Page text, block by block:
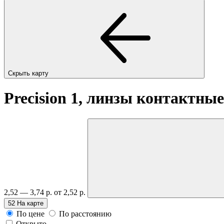
Скрыть карту
Precision 1, линзы
2,52 — 3,74 р. от 2,52 р.
52 На карте
По цене
По расстоянию